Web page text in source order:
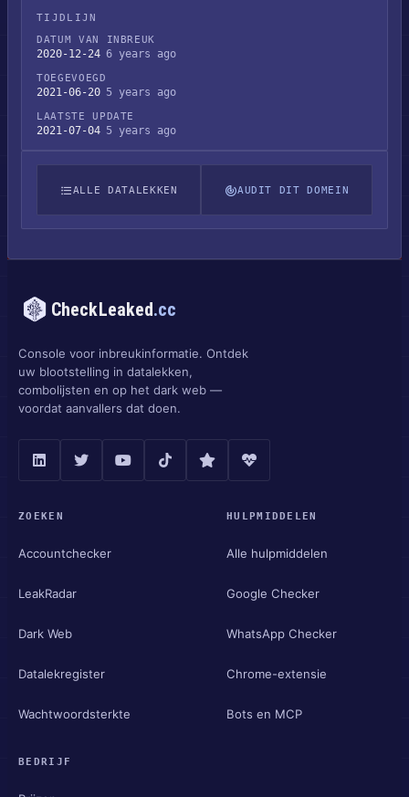
TIJDLIJN
DATUM VAN INBREUK
2020-12-24 6 years ago
TOEGEVOEGD
2021-06-20 5 years ago
LAATSTE UPDATE
2021-07-04 5 years ago
ALLE DATALEKKEN AUDIT DIT DOMEIN
CheckLeaked.cc
Console voor inbreukinformatie. Ontdek
uw blootstelling in datalekken,
combolijsten en op het dark web —
voordat aanvallers dat doen.
ZOEKEN
Accountchecker
LeakRadar
Dark Web
Datalekregister
Wachtwoordsterkte
HULPMIDDELEN
Alle hulpmiddelen
Google Checker
WhatsApp Checker
Chrome-extensie
Bots en MCP
BEDRIJF